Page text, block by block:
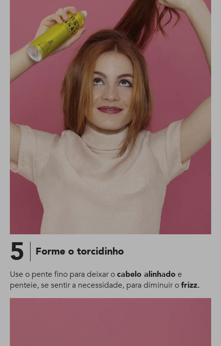
5 Forme o torcidinho
Use o pente fino para deixar ocabelo alinhado e
penteie, se sentir a necessidade, para diminuir ofrizz.